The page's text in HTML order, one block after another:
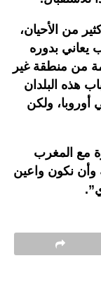
من الأحيان،
يعاني بدوره
من منطقة غير
هذه البلدان
ولكن
مع المغرب
وأن نكون واعين